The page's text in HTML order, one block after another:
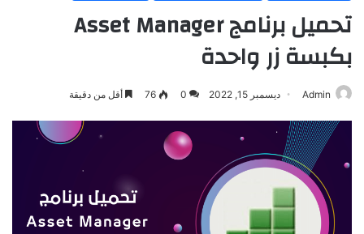
تحميل برنامج Asset Manager
بكبسة زر واحدة
Admin ديسمبر 15, 2022 0
76 أقل من دقيقة